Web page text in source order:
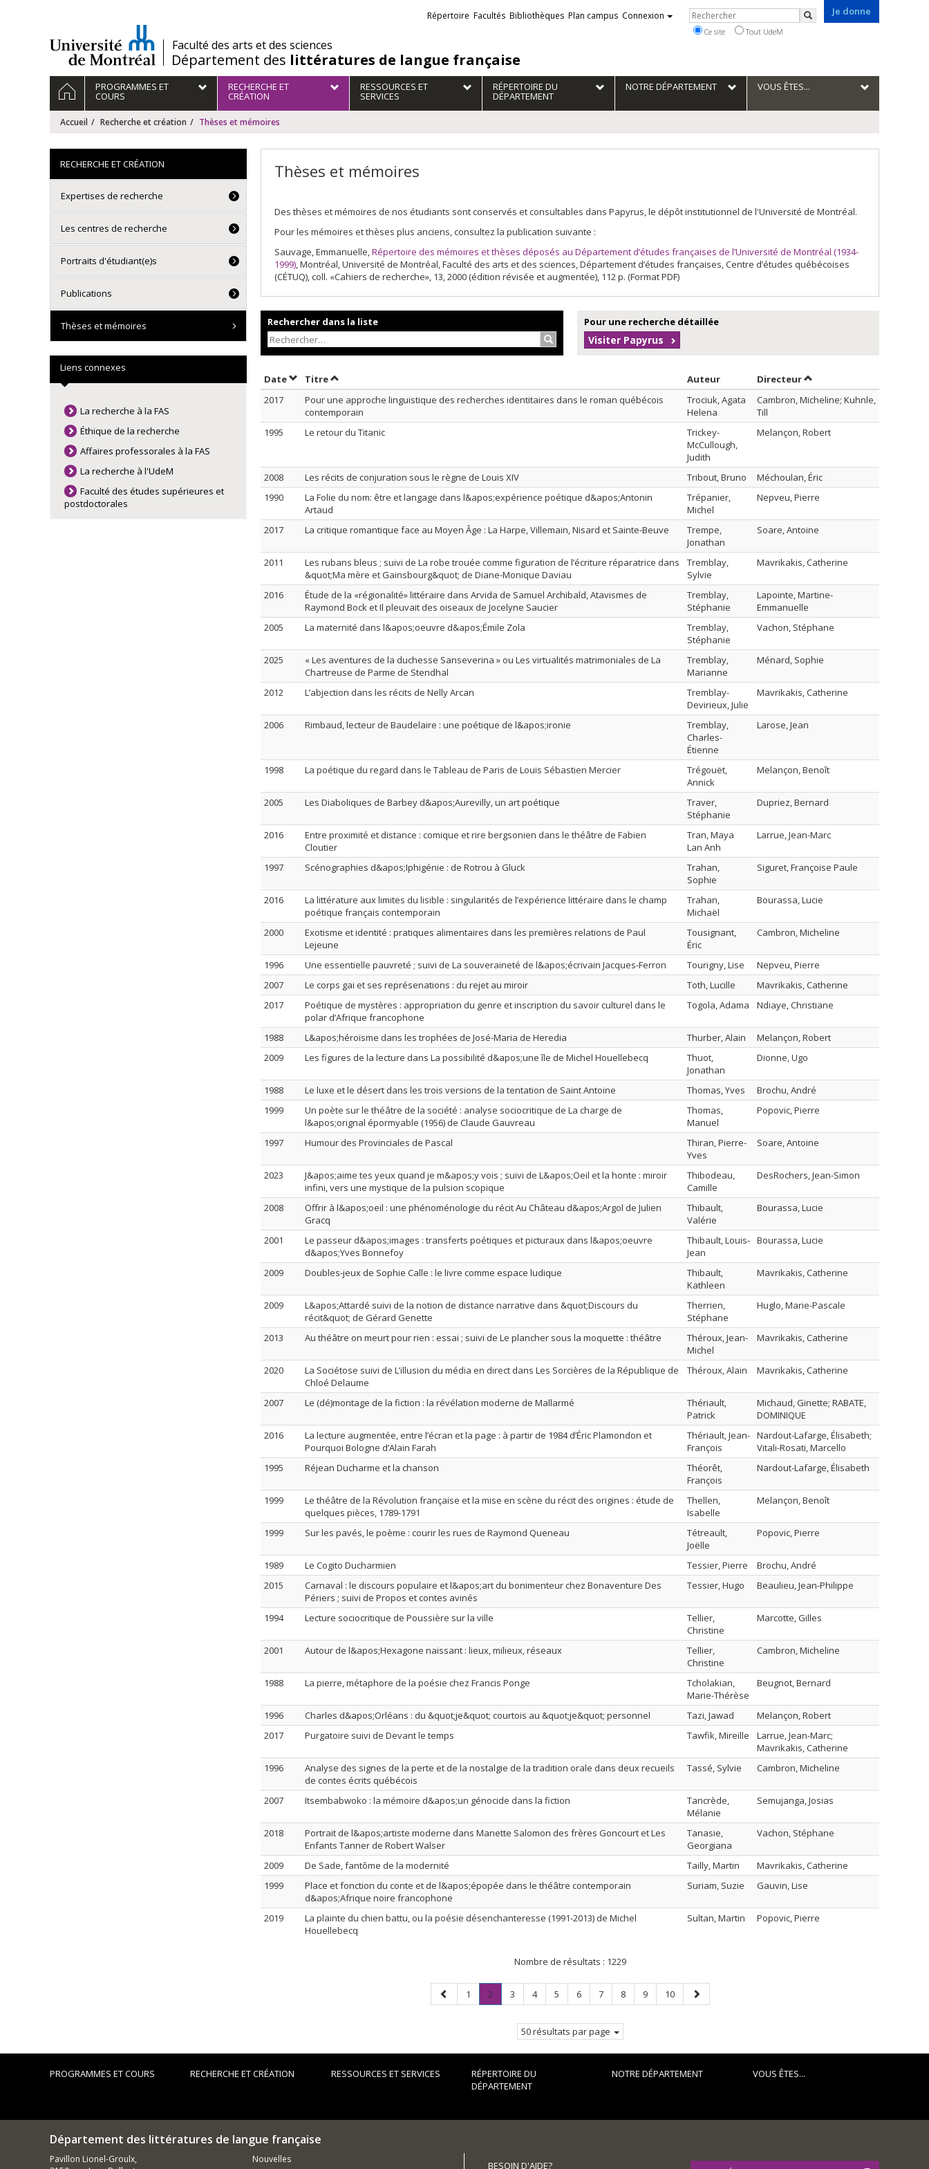
/Faculté des arts et des sciences
Département des littératures de langue française
Je donne
Liens
externes
Répertoire Facultés Bibliothèques Plan campus Connexion Rechercher
Rechercher
Ce site Tout UdeM
Navigation
principale
ACCUEILPROGRAMMES ET
COURS
RECHERCHE ET
CRÉATION
RESSOURCES ET
SERVICES
RÉPERTOIRE DU
DÉPARTEMENT
NOTRE DÉPARTEMENT VOUS ÊTES...
Accueil Recherche et création Thèses et mémoires
Thèses et mémoires
Des thèses et mémoires de nos étudiants sont conservés et consultables dans Papyrus, le dépôt institutionnel de l'Université de Montréal.
Pour les mémoires et thèses plus anciens, consultez la publication suivante :
Sauvage, Emmanuelle,Répertoire des mémoires et thèses déposés au Département d’études françaises de l’Université de Montréal (1934-
1999), Montréal, Université de Montréal, Faculté des arts et des sciences, Département d’études françaises, Centre d’études québécoises
(CÉTUQ), coll. «Cahiers de recherche», 13, 2000 (édition révisée et augmentée), 112 p. (Format PDF)
Rechercher dans la liste
Rechercher…
Pour une recherche détaillée
Visiter Papyrus
DateTrier par date en ordre décroissant
TitreTrier par titre en ordre décroissant Auteur Trier par auteur en ordre décroissant
Directeurpar contributeur en ordre
2017
Pour une approche linguistique des recherches identitaires dans le roman québécois
contemporain
Trociuk, Agata
Helena
Cambron, Micheline; Kuhnle,
Till
1995
Le retour du Titanic
Trickey-
McCullough,
Judith
Melançon, Robert
2008 Les récits de conjuration sous le règne de Louis XIV Tribout, Bruno
Méchoulan, Éric
1990
La Folie du nom: être et langage dans l&apos;expérience poétique d&apos;Antonin
Artaud
Trépanier,
Michel
Nepveu, Pierre
2017 La critique romantique face au Moyen Âge : La Harpe, Villemain, Nisard et Sainte-Beuve
Trempe,
Jonathan
Soare, Antoine
2011
Les rubans bleus ; suivi de La robe trouée comme figuration de l’écriture réparatrice dans
&quot;Ma mère et Gainsbourg&quot; de Diane-Monique Daviau
Tremblay,
Sylvie
Mavrikakis, Catherine
2016
Étude de la «régionalité» littéraire dans Arvida de Samuel Archibald, Atavismes de
Raymond Bock et Il pleuvait des oiseaux de Jocelyne Saucier
Tremblay,
Stéphanie
Lapointe, Martine-
Emmanuelle
2005
La maternité dans l&apos;oeuvre d&apos;Émile Zola
Tremblay,
Stéphanie
Vachon, Stéphane
2025
« Les aventures de la duchesse Sanseverina » ou Les virtualités matrimoniales de La
Chartreuse de Parme de Stendhal
Tremblay,
Marianne
Ménard, Sophie
2012 L’abjection dans les récits de Nelly Arcan
Tremblay-
Devirieux, Julie
Mavrikakis, Catherine
2006 Rimbaud, lecteur de Baudelaire : une poétique de l&apos;ironie
Tremblay,
Charles-
Étienne
Larose, Jean
1998 La poétique du regard dans le Tableau de Paris de Louis Sébastien Mercier
Trégouët,
Annick
Melançon, Benoît
2005 Les Diaboliques de Barbey d&apos;Aurevilly, un art poétique
Traver,
Stéphanie
Dupriez, Bernard
2016
Entre proximité et distance : comique et rire bergsonien dans le théâtre de Fabien
Cloutier
Tran, Maya
Lan Anh
Larrue, Jean-Marc
1997 Scénographies d&apos;Iphigénie : de Rotrou à Gluck
Trahan,
Sophie
Siguret, Françoise Paule
2016
La littérature aux limites du lisible : singularités de l’expérience littéraire dans le champ
poétique français contemporain
Trahan,
Michaël
Bourassa, Lucie
2000
Exotisme et identité : pratiques alimentaires dans les premières relations de Paul
Lejeune
Tousignant,
Éric
Cambron, Micheline
1996 Une essentielle pauvreté ; suivi de La souveraineté de l&apos;écrivain Jacques-Ferron Tourigny, Lise
Nepveu, Pierre
2007
Le corps gai et ses représenations : du rejet au miroir Toth, Lucille
Mavrikakis, Catherine
2017
Poétique de mystères : appropriation du genre et inscription du savoir culturel dans le
polar d’Afrique francophone
Togola, Adama Ndiaye, Christiane
1988 L&apos;héroïsme dans les trophées de José-Maria de Heredia Thurber, Alain
Melançon, Robert
2009
Les figures de la lecture dans La possibilité d&apos;une île de Michel Houellebecq
Thuot,
Jonathan
Dionne, Ugo
1988 Le luxe et le désert dans les trois versions de la tentation de Saint Antoine Thomas, Yves
Brochu, André
1999
Un poète sur le théâtre de la société : analyse sociocritique de La charge de
l&apos;orignal épormyable (1956) de Claude Gauvreau
Thomas,
Manuel
Popovic, Pierre
1997 Humour des Provinciales de Pascal
Thiran, Pierre-
Yves
Soare, Antoine
2023
J&apos;aime tes yeux quand je m&apos;y vois ; suivi de L&apos;Oeil et la honte : miroir
infini, vers une mystique de la pulsion scopique
Thibodeau,
Camille
DesRochers, Jean-Simon
2008
Offrir à l&apos;oeil : une phénoménologie du récit Au Château d&apos;Argol de Julien
Gracq
Thibault,
Valérie
Bourassa, Lucie
2001
Le passeur d&apos;images : transferts poétiques et picturaux dans l&apos;oeuvre
d&apos;Yves Bonnefoy
Thibault, Louis-
Jean
Bourassa, Lucie
2009 Doubles-jeux de Sophie Calle : le livre comme espace ludique
Thibault,
Kathleen
Mavrikakis, Catherine
2009
L&apos;Attardé suivi de la notion de distance narrative dans &quot;Discours du
récit&quot; de Gérard Genette
Therrien,
Stéphane
Huglo, Marie-Pascale
2013 Au théâtre on meurt pour rien : essai ; suivi de Le plancher sous la moquette : théâtre
Théroux, Jean-
Michel
Mavrikakis, Catherine
2020
La Sociétose suivi de L’illusion du média en direct dans Les Sorcières de la République de
Chloé Delaume
Théroux, Alain Mavrikakis, Catherine
2007 Le (dé)montage de la fiction : la révélation moderne de Mallarmé
Thériault,
Patrick
Michaud, Ginette; RABATE,
DOMINIQUE
2016
La lecture augmentée, entre l’écran et la page : à partir de 1984 d’Éric Plamondon et
Pourquoi Bologne d’Alain Farah
Thériault, Jean-
François
Nardout-Lafarge, Élisabeth;
Vitali-Rosati, Marcello
1995
Réjean Ducharme et la chanson
Théorêt,
François
Nardout-Lafarge, Élisabeth
1999
Le théâtre de la Révolution française et la mise en scène du récit des origines : étude de
quelques pièces, 1789-1791
Thellen,
Isabelle
Melançon, Benoît
1999 Sur les pavés, le poème : courir les rues de Raymond Queneau
Tétreault,
Joëlle
Popovic, Pierre
1989 Le Cogito Ducharmien Tessier, Pierre
Brochu, André
2015
Carnaval : le discours populaire et l&apos;art du bonimenteur chez Bonaventure Des
Périers ; suivi de Propos et contes avinés
Tessier, Hugo Beaulieu, Jean-Philippe
1994 Lecture sociocritique de Poussière sur la ville
Tellier,
Christine
Marcotte, Gilles
2001 Autour de l&apos;Hexagone naissant : lieux, milieux, réseaux
Tellier,
Christine
Cambron, Micheline
1988 La pierre, métaphore de la poésie chez Francis Ponge
Tcholakian,
Marie-Thérèse
Beugnot, Bernard
1996 Charles d&apos;Orléans : du &quot;je&quot; courtois au &quot;je&quot; personnel Tazi, Jawad
Melançon, Robert
2017
Purgatoire suivi de Devant le temps Tawfik, Mireille
Larrue, Jean-Marc;
Mavrikakis, Catherine
1996
Analyse des signes de la perte et de la nostalgie de la tradition orale dans deux recueils
de contes écrits québécois
Tassé, Sylvie Cambron, Micheline
2007 Itsembabwoko : la mémoire d&apos;un génocide dans la fiction
Tancrède,
Mélanie
Semujanga, Josias
2018
Portrait de l&apos;artiste moderne dans Manette Salomon des frères Goncourt et Les
Enfants Tanner de Robert Walser
Tanasie,
Georgiana
Vachon, Stéphane
2009 De Sade, fantôme de la modernité Tailly, Martin
Mavrikakis, Catherine
1999
Place et fonction du conte et de l&apos;épopée dans le théâtre contemporain
d&apos;Afrique noire francophone
Suriam, Suzie Gauvin, Lise
2019
La plainte du chien battu, ou la poésie désenchanteresse (1991-2013) de Michel
Houellebecq
Sultan, Martin Popovic, Pierre
Nombre de résultats : 1229
Page
précédente
Page
1 Page
2.
Page
Page
3 Page
4 Page
5 Page
6 Page
7 Page
8 Page
9 Page
10
Page
suivante
50 résultats par page
RECHERCHE ET CRÉATION
Expertises de recherche
Les centres de recherche
Portraits d'étudiant(e)s
Publications
Thèses et mémoires
Liens connexes
La recherche à la FAS
Éthique de la recherche
Affaires professorales à la FAS
La recherche à l'UdeM
Faculté des études supérieures et
postdoctorales
PROGRAMMES ET COURS RECHERCHE ET CRÉATION RESSOURCES ET SERVICES
RÉPERTOIRE DU
DÉPARTEMENT
NOTRE DÉPARTEMENT VOUS ÊTES...
Département des littératures de langue française
Pavillon Lionel-Groulx,
Nouvelles
BESOIN D'AIDE?